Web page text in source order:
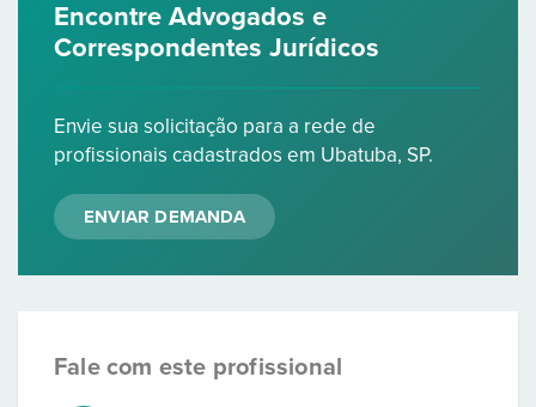
Encontre Advogados e
Correspondentes Jurídicos
Envie sua solicitação para a rede de
profissionais cadastrados em Ubatuba, SP.
ENVIAR DEMANDA
Fale com este profissional